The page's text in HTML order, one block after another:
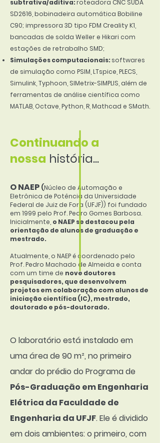
subtrativa/aditiva:roteadora CNC SUDA
SD2616, bobinadeira automática Bobiline
C90; impressora 3D tipo FDM Creality K1,
bancadas de solda Weller e Hikari com
estações de retrabalho SMD;
Simulações computacionais: softwares
de simulação como PSIM, LTspice, PLECS,
Simulink, Typhoon, SIMetrix-SIMPLIS, além de
ferramentas de análise científica como
MATLAB, Octave, Python, R, Mathcad e SMath.
Continuando a
nossa história...
O NAEP (Núcleo de Automação e
Eletrônica de Potência da Universidade
Federal de Juiz de Fora (UFJF)) foi fundado
em 1999 pelo Prof. Pedro Gomes Barbosa.
Inicialmente, o NAEP se destacou pela
orientação de alunos de graduação e
mestrado.
Atualmente, o NAEP é coordenado pelo
Prof. Pedro Machado de Almeida e conta
com um time de nove doutores
pesquisadores, que desenvolvem
projetos em colaboração com alunos de
iniciação científica (IC), mestrado,
doutorado e pós-doutorado.
O laboratório está instalado em
uma área de 90 m², no primeiro
andar do prédio do Programa de
Pós-Graduação em Engenharia
Elétrica da Faculdade de
Engenharia da UFJF. Ele é dividido
em dois ambientes: o primeiro, com